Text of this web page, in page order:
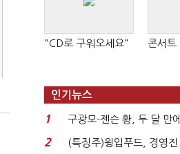
"CD로 구워오세요" 콘서트
인기뉴스
1
구광모-젠슨 황, 두 달 만
로봇·AI 등 논...
2
(특징주)윙입푸드, 경영진